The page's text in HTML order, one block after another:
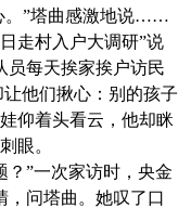
。”塔曲感激地说……
走村入户大调研”说
员每天挨家挨户访民
他们揪心：别的孩子
仰着头看云，他却眯
眼。
？”一次家访时，央金
，问塔曲。她叹了口